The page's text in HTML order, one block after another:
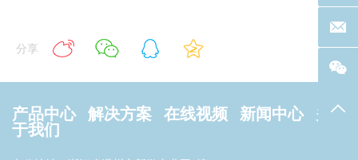
分享
产品中心 解决方案 在线视频 新闻中心
关
于我们
联系
返回